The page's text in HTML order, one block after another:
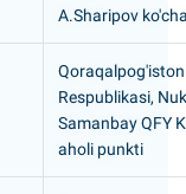
A.Sharipov
Qoraqalpog'iston
Respublikasi,
Samanbay QFY
aholi punkti